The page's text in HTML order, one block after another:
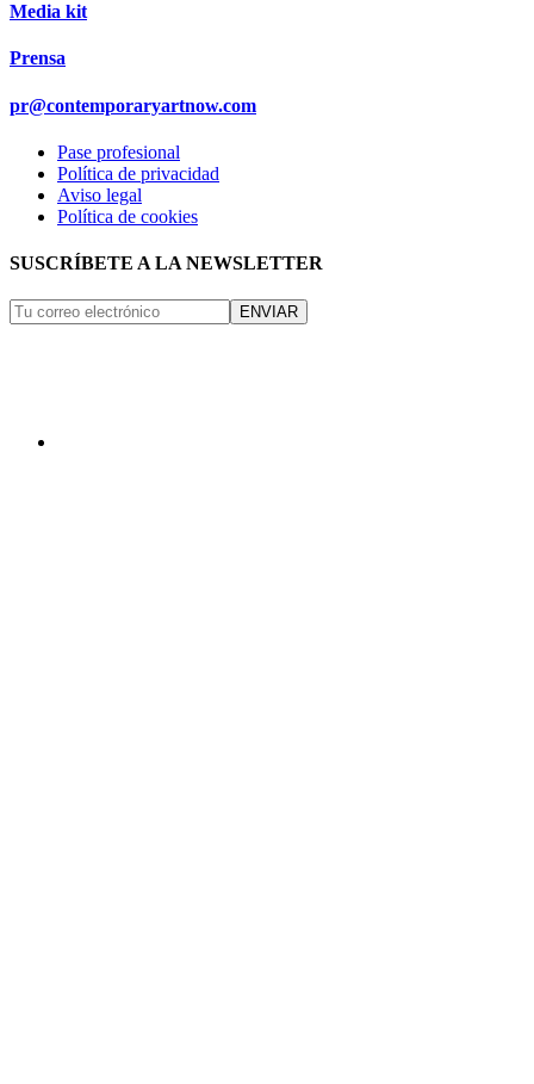
Media kit
Prensa
pr@contemporaryartnow.com
Pase profesional
Política de privacidad
Aviso legal
Política de cookies
SUSCRÍBETE A LA NEWSLETTER
ENVIAR